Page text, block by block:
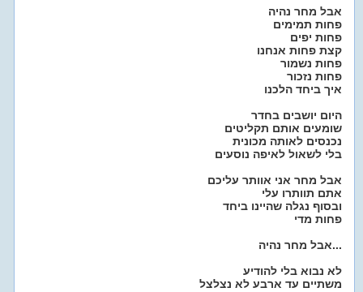
אבל מחר נהיה
פחות תמימים
פחות יפים
קצת פחות אנחנו
פחות נשמור
פחות נזכור
איך ביחד הלכנו
היום יושבים בחדר
שומעים אותם תקליטים
נכנסים לאותה מכונית
בלי לשאול לאיפה נוסעים
אבל מחר אני אוותר עליכם
אתם תוותרו עלי
ובסוף נגלה שהיינו ביחד
פחות מדי
אבל מחר נהיה...
לא נבוא בלי להודיע
משתיים עד ארבע לא נצלצל